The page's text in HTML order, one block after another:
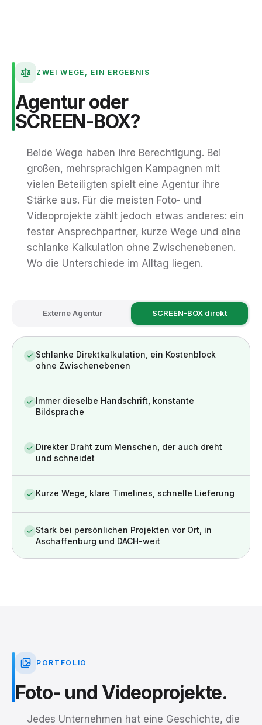
ZWEI WEGE, EIN ERGEBNIS
Agentur oder
SCREEN-BOX?
Beide Wege haben ihre Berechtigung. Bei
großen, mehrsprachigen Kampagnen mit
vielen Beteiligten spielt eine Agentur ihre
Stärke aus. Für die meisten Foto- und
Videoprojekte zählt jedoch etwas anderes: ein
fester Ansprechpartner, kurze Wege und eine
schlanke Kalkulation ohne Zwischenebenen.
Wo die Unterschiede im Alltag liegen.
Externe Agentur SCREEN-BOX direkt
Schlanke Direktkalkulation, ein Kostenblock
ohne Zwischenebenen
Immer dieselbe Handschrift, konstante
Bildsprache
Direkter Draht zum Menschen, der auch dreht
und schneidet
Kurze Wege, klare Timelines, schnelle Lieferung
Stark bei persönlichen Projekten vor Ort, in
Aschaffenburg und DACH-weit
PORTFOLIO
Foto- und Videoprojekte.
Jedes Unternehmen hat eine Geschichte, die